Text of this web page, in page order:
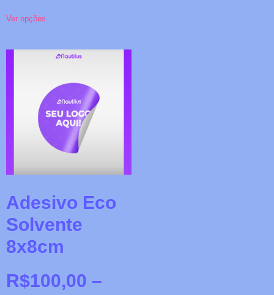
Ver opções
Adesivo Eco
Solvente
8x8cm
R$100,00 –